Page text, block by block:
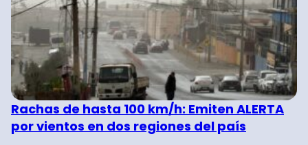
Rachas de hasta 100 km/h: Emiten ALERTA
por vientos en dos regiones del país